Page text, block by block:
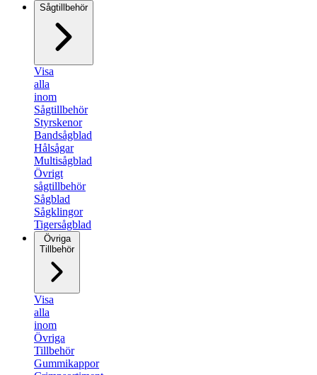
Sågtillbehör
Visa
alla
inom
Sågtillbehör
Styrskenor
Bandsågblad
Hålsågar
Multisågblad
Övrigt
sågtillbehör
Sågblad
Sågklingor
Tigersågblad
Övriga
Tillbehör
Visa
alla
inom
Övriga
Tillbehör
Gummikappor